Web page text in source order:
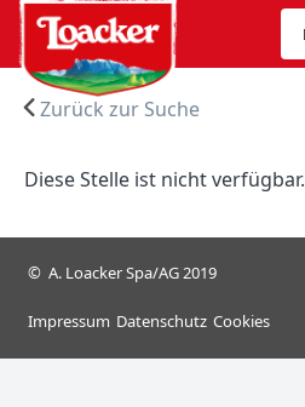
Zurück zur Suche
Diese Stelle ist nicht verfügbar.
© A. Loacker Spa/AG 2019
Impressum Datenschutz Cookies